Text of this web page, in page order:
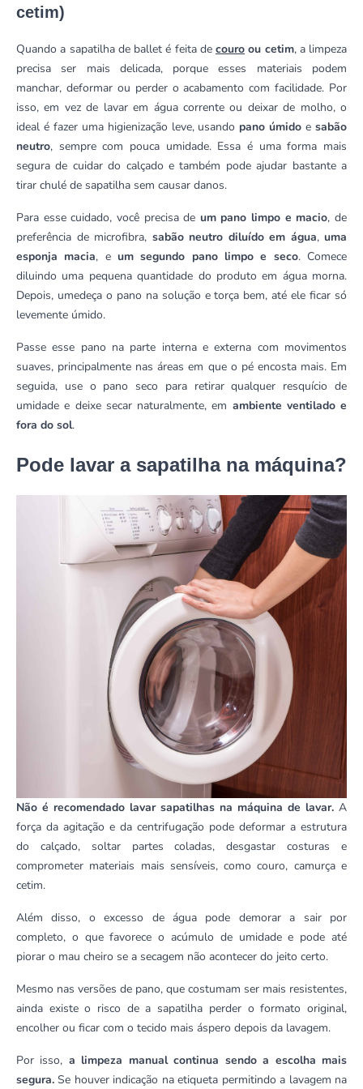
cetim)
Quando a sapatilha de ballet é feita de couro ou cetim, a limpeza
precisa ser mais delicada, porque esses materiais podem
manchar, deformar ou perder o acabamento com facilidade. Por
isso, em vez de lavar em água corrente ou deixar de molho, o
ideal é fazer uma higienização leve, usando pano úmido esabão
neutro, sempre com pouca umidade. Essa é uma forma mais
segura de cuidar do calçado e também pode ajudar bastante a
tirar chulé de sapatilha sem causar danos.
Para esse cuidado, você precisa de um pano limpo e macio, de
preferência de microfibra, sabão neutro diluído em água, uma
esponja macia, eum segundo pano limpo e seco. Comece
diluindo uma pequena quantidade do produto em água morna.
Depois, umedeça o pano na solução e torça bem, até ele ficar só
levemente úmido.
Passe esse pano na parte interna e externa com movimentos
suaves, principalmente nas áreas em que o pé encosta mais. Em
seguida, use o pano seco para retirar qualquer resquício de
umidade e deixe secar naturalmente, em ambiente ventilado e
fora do sol.
Pode lavar a sapatilha na máquina?
Não é recomendado lavar sapatilhas na máquina de lavar. A
força da agitação e da centrifugação pode deformar a estrutura
do calçado, soltar partes coladas, desgastar costuras e
comprometer materiais mais sensíveis, como couro, camurça e
cetim.
Além disso, o excesso de água pode demorar a sair por
completo, o que favorece o acúmulo de umidade e pode até
piorar o mau cheiro se a secagem não acontecer do jeito certo.
Mesmo nas versões de pano, que costumam ser mais resistentes,
ainda existe o risco de a sapatilha perder o formato original,
encolher ou ficar com o tecido mais áspero depois da lavagem.
Por isso, a limpeza manual continua sendo a escolha mais
segura. Se houver indicação na etiqueta permitindo a lavagem na